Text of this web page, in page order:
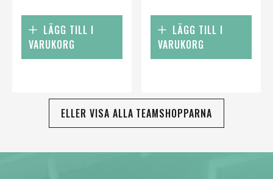
LÄGG TILL I
VARUKORG
LÄGG TILL I
VARUKORG
ELLER VISA ALLA TEAMSHOPPARNA